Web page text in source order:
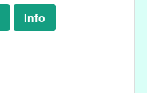
Info